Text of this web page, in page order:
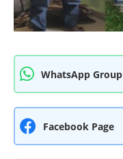
WhatsApp Group
Facebook Page